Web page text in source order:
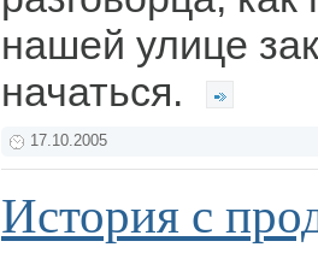
нашей улице
начаться.
17.10.2005
История с